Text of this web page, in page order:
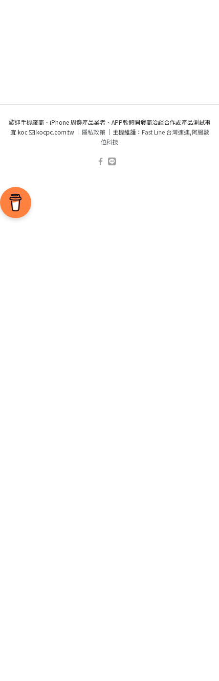
歡迎手機廠商、iPhone 周邊產品業者、APP軟體開發商洽談合作或產品測試事
宜 koc
kocpc.com.tw ｜ 隱私政策｜主機維護： Fast Line 台灣速連,阿腸數
位科技